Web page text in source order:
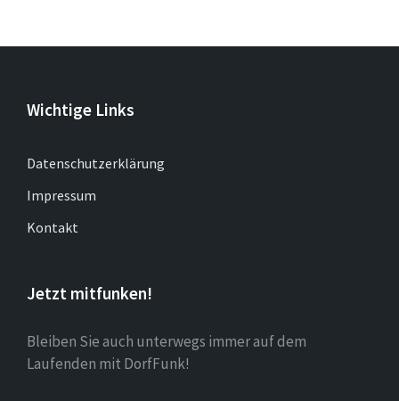
Wichtige Links
Datenschutzerklärung
Impressum
Kontakt
Jetzt mitfunken!
Bleiben Sie auch unterwegs immer auf dem
Laufenden mit DorfFunk!